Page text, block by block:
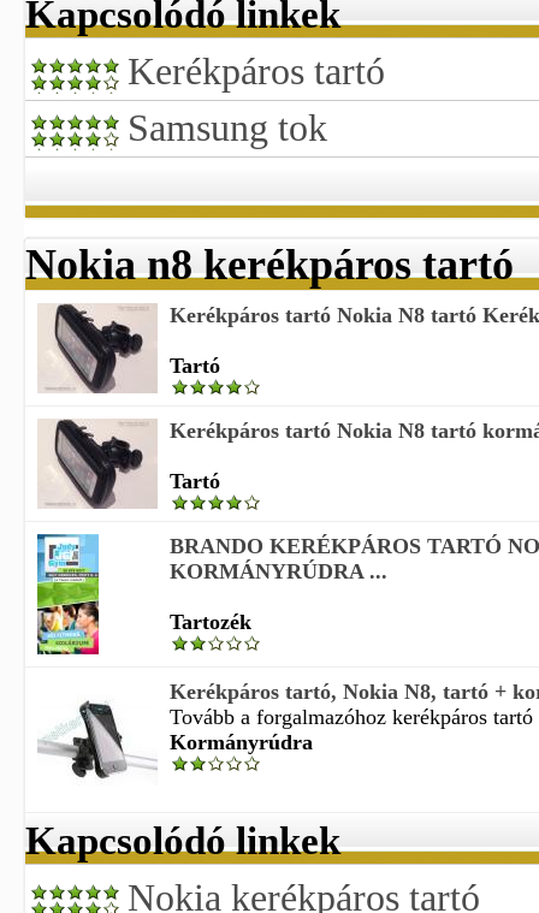
Kapcsolódó linkek
Kerékpáros tartó
Samsung tok
Nokia n8 kerékpáros tartó
Kerékpáros tartó Nokia N8 tartó
Tartó
Kerékpáros tartó Nokia N8 tartó
Tartó
BRANDO KERÉKPÁROS TARTÓ
KORMÁNYRÚDRA ...
Tartozék
Kerékpáros tartó, Nokia N8, tartó +
Tovább a forgalmazóhoz kerékpáros
Kormányrúdra
Kapcsolódó linkek
Nokia kerékpáros tartó